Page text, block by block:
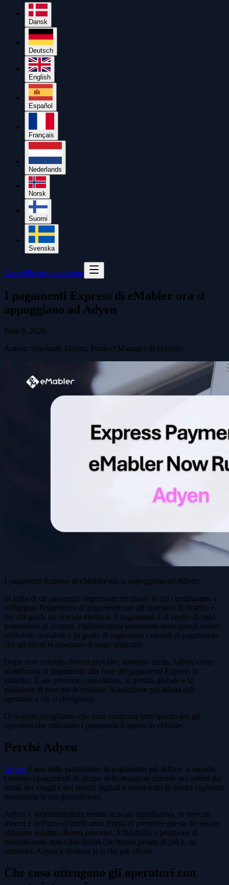
Dansk
Deutsch
English
Español
Français
Nederlands
Norsk
Suomi
Svenska
AccediPrenoti una demo
I pagamenti Express di eMabler ora si
appoggiano ad Adyen
June 9, 2026
Autore: Shashank Mishra, Product Manager di eMabler
I pagamenti Express di eMabler ora si appoggiano ad Adyen.
Si tratta di un passaggio importante nel modo in cui continuiamo a
sviluppare l'esperienza di pagamento per gli operatori di ricarica e
per chi guida un veicolo elettrico. Il pagamento è al centro di ogni
transazione di ricarica: l'infrastruttura sottostante deve quindi essere
affidabile, scalabile e in grado di supportare i metodi di pagamento
che gli utenti si aspettano di poter utilizzare.
Dopo aver valutato diversi provider, abbiamo scelto Adyen come
piattaforma di pagamento alla base dei pagamenti Express in
eMabler. Il suo percorso consolidato, la portata globale e la
posizione di mercato lo rendono la soluzione più adatta agli
operatori a cui ci rivolgiamo.
Di seguito spieghiamo che cosa comporta tutto questo per gli
operatori che utilizzano i pagamenti Express in eMabler.
Perché Adyen
Adyen è una delle piattaforme di pagamento più diffuse al mondo.
Gestisce i pagamenti di alcune delle maggiori aziende nei settori del
retail, dei viaggi e dei servizi digitali e opera sotto la diretta vigilanza
finanziaria in più giurisdizioni.
Adyen è un'infrastruttura testata su scala significativa, in mercati
diversi e nell'arco di molti anni. Prima di prendere questa decisione
abbiamo valutato diversi provider. Affidabilità e posizione di
mercato sono stati i due fattori che hanno pesato di più e, su
entrambi, Adyen è risultata la scelta più chiara.
Che cosa ottengono gli operatori con